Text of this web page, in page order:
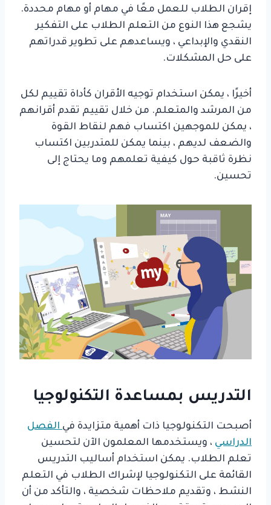
إقران الطلاب للعمل معًا في مهام أو مهام محددة.
يشجع هذا النوع من التعلم الطلاب على التفكير
النقدي والإبداعي ، ويساعدهم على تطوير قدراتهم
على حل المشكلات.
أخيرًا ، يمكن استخدام توجيه الأقران كأداة تقييم لكل
من المرشد والمتعلم. من خلال تقييم تقدم أقرانهم
، يمكن للموجهين اكتساب فهم لنقاط القوة
والضعف لديهم ، بينما يمكن للمتدربين اكتساب
نظرة ثاقبة حول كيفية تعلمهم وما يحتاج إلى
تحسين.
التدريس بمساعدة التكنولوجيا
أصبحت التكنولوجيا ذات أهمية متزايدة فيالفصل
الدراسي ، ويستخدمها المعلمون الآن لتحسين
تعلم الطلاب. يمكن استخدام أساليب التدريس
القائمة على التكنولوجيا لإشراك الطلاب في التعلم
النشط ، وتقديم ملاحظات شخصية ، والتأكد من أن